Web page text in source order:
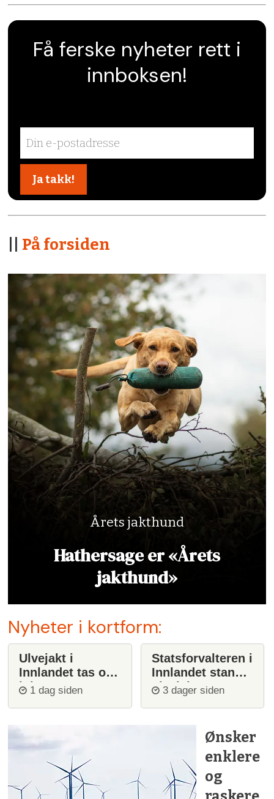
Få ferske nyheter rett i
innboksen!
På forsiden
Årets jakthund
Hathersage er «Årets
jakthund»
Nyheter i kortform:
Ulvejakt i
Innlandet tas opp
igjen
1 dag siden
Statsforvalteren i
Innlandet stanser
ulvejakt
3 dager siden
Ønsker
enklere
og